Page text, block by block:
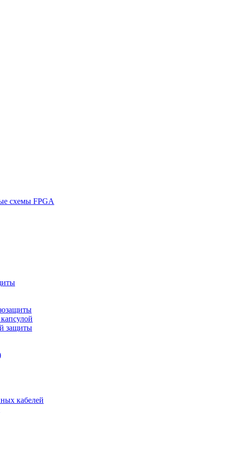
схемы FPGA
защиты
кабелей